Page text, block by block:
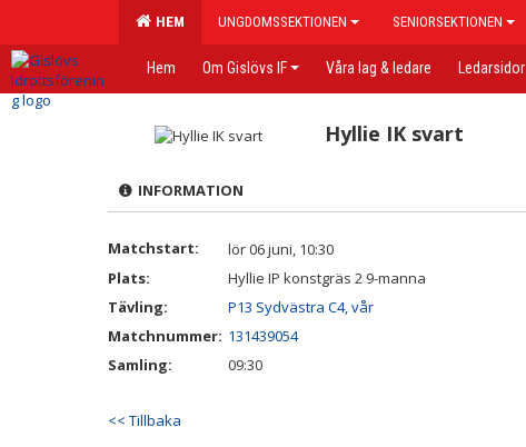
HEM UNGDOMSSEKTIONEN SENIORSEKTIONEN
Hem Om Gislövs IF Våra lag & ledare Ledarsidor
Hyllie IK svart
INFORMATION
Matchstart:
lör 06 juni, 10:30
Plats:
Hyllie IP konstgräs 2 9-manna
Tävling:
P13 Sydvästra C4, vår
Matchnummer: 131439054
Samling:
09:30
<< Tillbaka